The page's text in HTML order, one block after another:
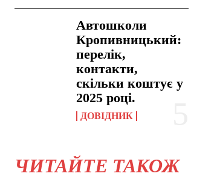
Автошколи
Кропивницький:
перелік,
контакти,
скільки коштує у
2025 році.
ДОВІДНИК
ЧИТАЙТЕ ТАКОЖ